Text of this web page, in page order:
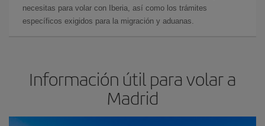
necesitas para volar con Iberia, así como los trámites
específicos exigidos para la migración y aduanas.
Información útil para volar a
Madrid